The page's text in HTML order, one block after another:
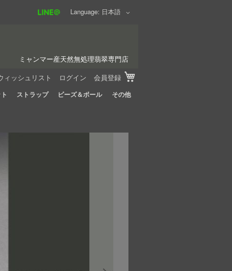
Language
日本語
ィッシュリスト ログイン 会員登録
ミャンマー産天然無処理翡翠専門店
ストラップ ビーズ＆ボール その他